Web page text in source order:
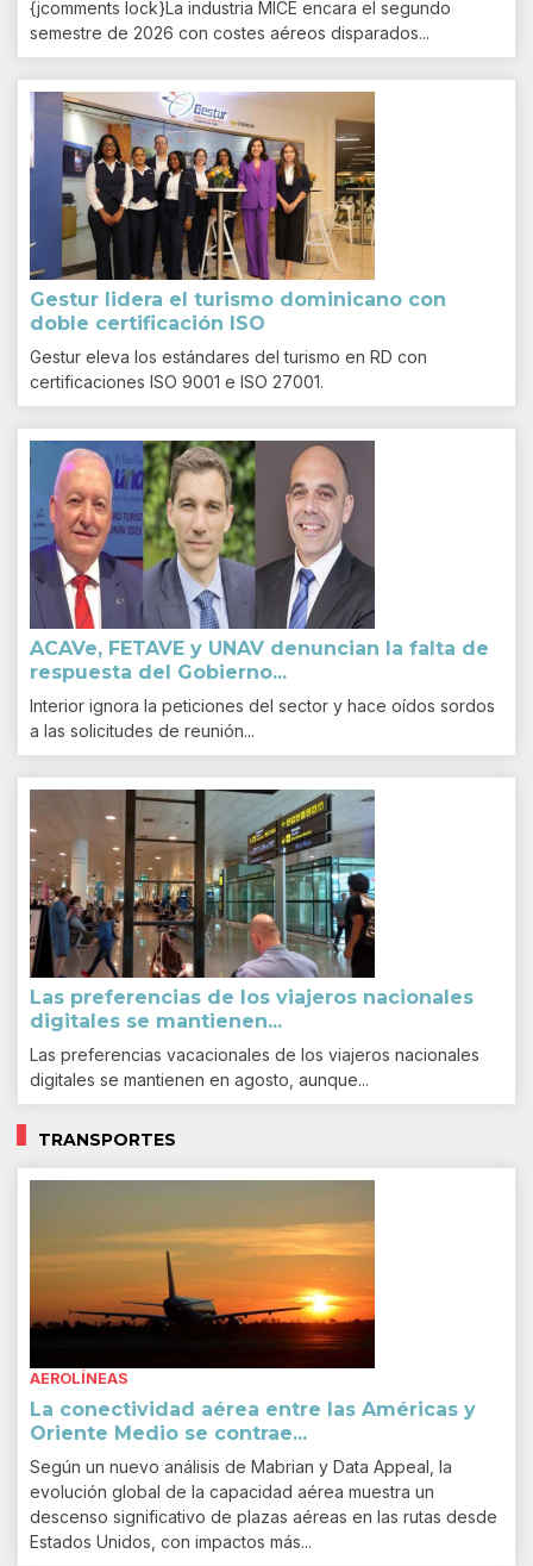
{jcomments lock}La industria MICE encara el segundo
semestre de 2026 con costes aéreos disparados...
Gestur lidera el turismo dominicano con
doble certificación ISO
Gestur eleva los estándares del turismo en RD con
certificaciones ISO 9001 e ISO 27001.
ACAVe, FETAVE y UNAV denuncian la falta de
respuesta del Gobierno...
Interior ignora la peticiones del sector y hace oídos sordos
a las solicitudes de reunión...
Las preferencias de los viajeros nacionales
digitales se mantienen...
Las preferencias vacacionales de los viajeros nacionales
digitales se mantienen en agosto, aunque...
TRANSPORTES
AEROLÍNEAS
La conectividad aérea entre las Américas y
Oriente Medio se contrae...
Según un nuevo análisis de Mabrian y Data Appeal, la
evolución global de la capacidad aérea muestra un
descenso significativo de plazas aéreas en las rutas desde
Estados Unidos, con impactos más...